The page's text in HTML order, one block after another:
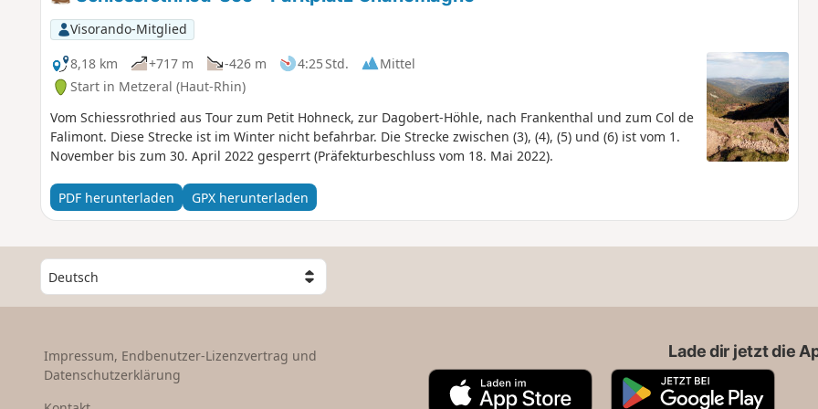
Visorando-Mitglied
8,18 km
+717 m -426 m 4:25 Std.
Mittel
Start in Metzeral (Haut-Rhin)
Vom Schiessrothried aus Tour zum Petit Hohneck, zur Dagobert-Höhle, nach Frankenthal und zum Col de
Falimont. Diese Strecke ist im Winter nicht befahrbar. Die Strecke zwischen (3), (4), (5) und (6) ist vom 1.
November bis zum 30. April 2022 gesperrt (Präfekturbeschluss vom 18. Mai 2022).
PDF herunterladen GPX herunterladen
W
ä
h
e
n
Impressum, Endbenutzer-Lizenzvertrag und
Datenschutzerklärung
Lade dir jetzt die
A
G